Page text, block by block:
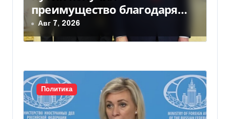
а
п
и
с
я
преимущество благодаря
действиям США
Авг 7, 2026
Политика